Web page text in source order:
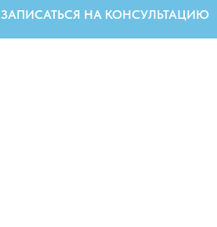
ЗАПИСАТЬСЯ НА КОНСУЛЬТАЦИЮ